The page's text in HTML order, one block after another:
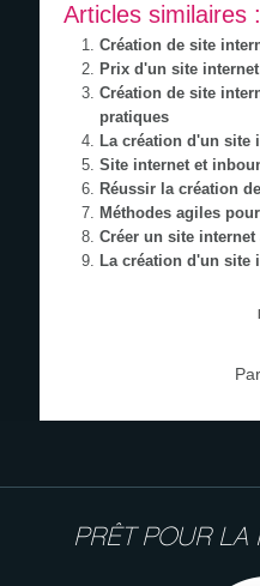
Articles similaires :
Création de site
Prix d'un site internet
Création de site
pratiques
La création d'un site
Site internet et
Réussir la création
Méthodes agiles
Créer un site internet
La création d'un site
PRÊT POUR